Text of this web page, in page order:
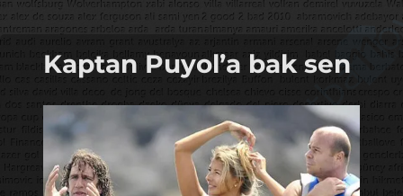
footbaLLove
Kaptan Puyol’a bak sen